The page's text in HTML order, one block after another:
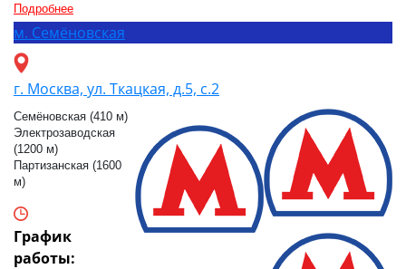
Подробнее
м. Семёновская
г. Москва, ул. Ткацкая, д.5, с.2
Семёновская (410 м)
Электрозаводская
(1200 м)
Партизанская (1600
м)
График
работы: